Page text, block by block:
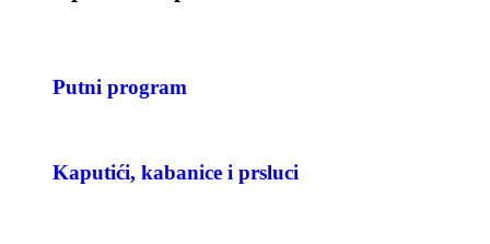
Putni program
Kaputići, kabanice i prsluci